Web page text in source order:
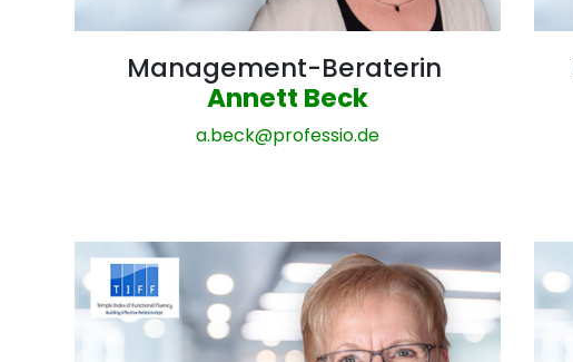
Management-Beraterin
Annett Beck
a.beck@professio.de